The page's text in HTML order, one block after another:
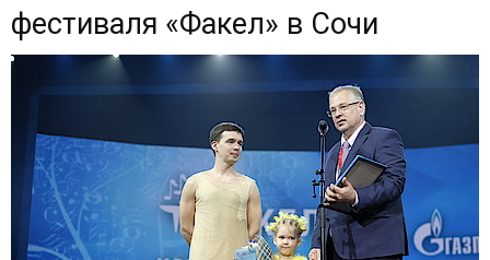
фестиваля «Факел» в Сочи